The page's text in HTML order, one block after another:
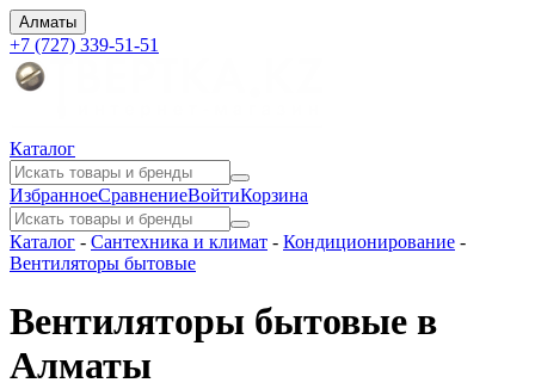
Алматы
+7 (727) 339-51-51
Каталог
ИзбранноеСравнениеВойтиКорзина
Каталог - Сантехника и климат - Кондиционирование -
Вентиляторы бытовые
Вентиляторы бытовые в
Алматы